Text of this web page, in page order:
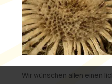
Wir wünschen allen einen